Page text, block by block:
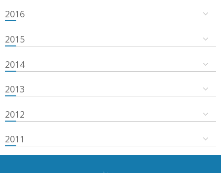
2016
2015
2014
2013
2012
2011